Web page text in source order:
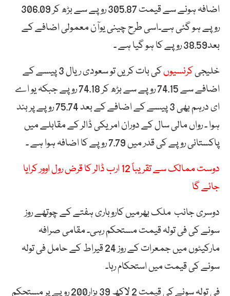
اضافہ ہونے سے قیمت 305.87 روپے سے بڑھ کر 306.09
روپے ہو گئی ہے۔اسی طرح چینی یوآن معمولی اضافے کے
بعد38.59 روپے کا ہو گیا ہے ۔
خلیجیکرنسیوں
کی بات کریں تو سعودی ریال 3 پیسے کے
اضافے سے 74.15 روپے سے بڑھ کر 74.18 روپے جبکہ یو اے
ای درہم بھی 3 پیسے کے اضافے کے بعد 75.74 روپے پر بند
ہوا ۔ رواں مالی سال کے دوران امریکی ڈالر کے مقابلے میں
پاکستانی روپے کی قدر میں 7.79 روپے کا اضافہ ہوا ہے ۔
دوست ممالک سے تقریباً 12 ارب ڈالر کا قرض رول اوور کرایا
جائے گا
دوسری جانب ملک بھرمیں کاروباری ہفتے کے چوتھے روز
سونے کی فی تولہ قیمت مستحکم رہی۔ مقامی صرافہ
مارکیٹوں میں جمعرات کے روز 24 قیراط کے حامل فی تولہ
سونے کی قیمت میں استحکام رہا۔
فی تولہ سونے کی قیمت 2 لاکھ 39 ہزار200 روپے پر مستحکم